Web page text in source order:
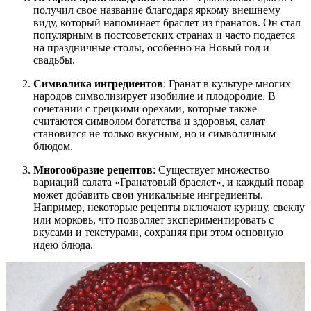
получил свое название благодаря яркому внешнему
виду, который напоминает браслет из гранатов. Он стал
популярным в постсоветских странах и часто подается
на праздничные столы, особенно на Новый год и
свадьбы.
Символика ингредиентов: Гранат в культуре многих
народов символизирует изобилие и плодородие. В
сочетании с грецкими орехами, которые также
считаются символом богатства и здоровья, салат
становится не только вкусным, но и символичным
блюдом.
Многообразие рецептов: Существует множество
вариаций салата «Гранатовый браслет», и каждый повар
может добавить свои уникальные ингредиенты.
Например, некоторые рецепты включают курицу, свеклу
или морковь, что позволяет экспериментировать с
вкусами и текстурами, сохраняя при этом основную
идею блюда.